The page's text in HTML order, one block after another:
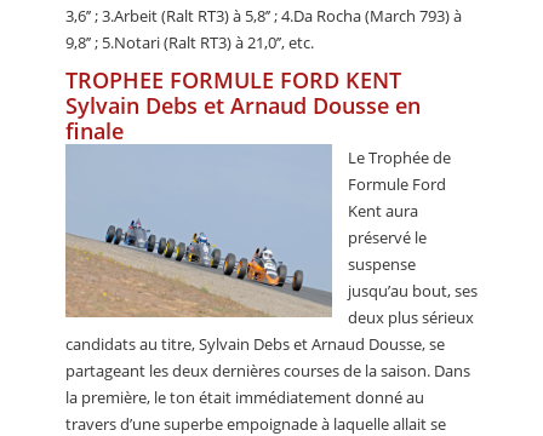
3,6’’ ; 3.Arbeit (Ralt RT3) à 5,8’’ ; 4.Da Rocha (March 793) à
9,8’’ ; 5.Notari (Ralt RT3) à 21,0’’, etc.
TROPHEE FORMULE FORD KENT
Sylvain Debs et Arnaud Dousse en
finale
Le Trophée de
Formule Ford
Kent aura
préservé le
suspense
jusqu’au bout, ses
deux plus sérieux
candidats au titre, Sylvain Debs et Arnaud Dousse, se
partageant les deux dernières courses de la saison. Dans
la première, le ton était immédiatement donné au
travers d’une superbe empoignade à laquelle allait se